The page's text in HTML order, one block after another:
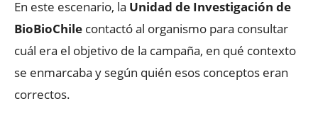
En este escenario, la Unidad de Investigación de
BioBioChile contactó al organismo para consultar
cuál era el objetivo de la campaña, en qué contexto
se enmarcaba y según quién esos conceptos eran
correctos.